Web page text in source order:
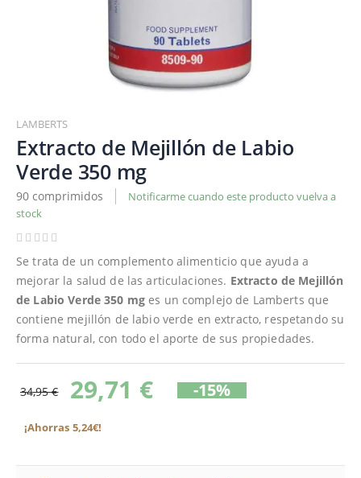
al
comienzo
de
la
galería
de
LAMBERTS
Extracto de Mejillón de Labio
Verde 350 mg
90 comprimidos
Notificarme cuando este producto vuelva a
stock
Se trata de un complemento alimenticio que ayuda a
mejorar la salud de las articulaciones. Extracto de Mejillón
de Labio Verde 350 mges un complejo de Lamberts que
contiene mejillón de labio verde en extracto, respetando su
forma natural, con todo el aporte de sus propiedades.
34,95 € 29,71 € -15%
¡Ahorras 5,24€!